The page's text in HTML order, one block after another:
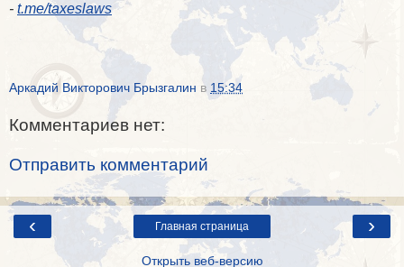
- t.me/taxeslaws
Аркадий Викторович Брызгалин в 15:34
Комментариев нет:
Отправить комментарий
‹ ›
Главная страница
Открыть веб-версию